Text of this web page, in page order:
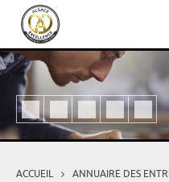
Aller au contenu principal
Vous êtes ici
ACCUEIL ANNUAIRE DES
Panneau de gestion des cookies